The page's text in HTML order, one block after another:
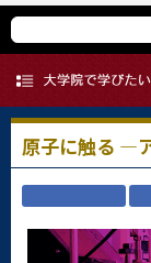
原子に触る —